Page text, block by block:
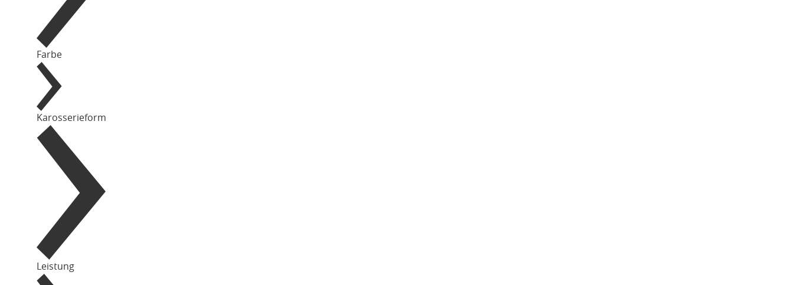
Farbe
Karosserieform
Leistung